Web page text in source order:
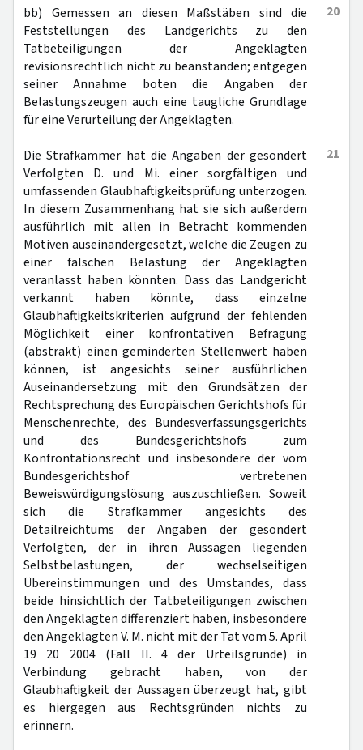
20
bb) Gemessen an diesen Maßstäben sind die
Feststellungen des Landgerichts zu den
Tatbeteiligungen der Angeklagten
revisionsrechtlich nicht zu beanstanden; entgegen
seiner Annahme boten die Angaben der
Belastungszeugen auch eine taugliche Grundlage
für eine Verurteilung der Angeklagten.
21
Die Strafkammer hat die Angaben der gesondert
Verfolgten D. und Mi. einer sorgfältigen und
umfassenden Glaubhaftigkeitsprüfung unterzogen.
In diesem Zusammenhang hat sie sich außerdem
ausführlich mit allen in Betracht kommenden
Motiven auseinandergesetzt, welche die Zeugen zu
einer falschen Belastung der Angeklagten
veranlasst haben könnten. Dass das Landgericht
verkannt haben könnte, dass einzelne
Glaubhaftigkeitskriterien aufgrund der fehlenden
Möglichkeit einer konfrontativen Befragung
(abstrakt) einen geminderten Stellenwert haben
können, ist angesichts seiner ausführlichen
Auseinandersetzung mit den Grundsätzen der
Rechtsprechung des Europäischen Gerichtshofs für
Menschenrechte, des Bundesverfassungsgerichts
und des Bundesgerichtshofs zum
Konfrontationsrecht und insbesondere der vom
Bundesgerichtshof vertretenen
Beweiswürdigungslösung auszuschließen. Soweit
sich die Strafkammer angesichts des
Detailreichtums der Angaben der gesondert
Verfolgten, der in ihren Aussagen liegenden
Selbstbelastungen, der wechselseitigen
Übereinstimmungen und des Umstandes, dass
beide hinsichtlich der Tatbeteiligungen zwischen
den Angeklagten differenziert haben, insbesondere
den Angeklagten V. M. nicht mit der Tat vom 5. April
19 20 2004 (Fall II. 4 der Urteilsgründe) in
Verbindung gebracht haben, von der
Glaubhaftigkeit der Aussagen überzeugt hat, gibt
es hiergegen aus Rechtsgründen nichts zu
erinnern.